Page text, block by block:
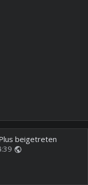
beigetreten
public